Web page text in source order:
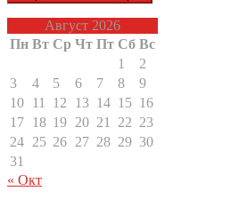
Август 2026
Пн Вт Ср Чт Пт Сб Вс
1
2
3
4 5 6 7 8
9
10 11 12 13 14 15 16
17 18 19 20 21 22 23
24 25 26 27 28 29 30
31
« Окт